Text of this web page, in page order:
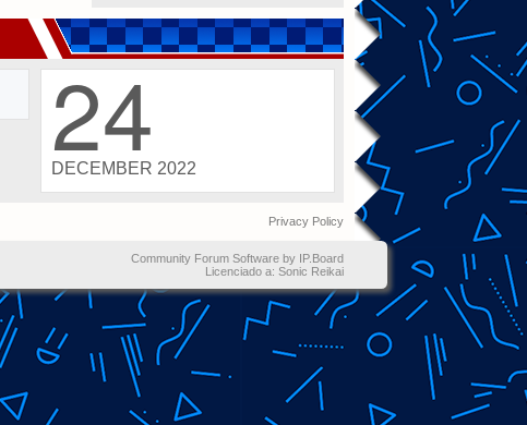
24
DECEMBER 2022
Privacy Policy
Community Forum Software by IP.Board
Licenciado a: Sonic Reikai